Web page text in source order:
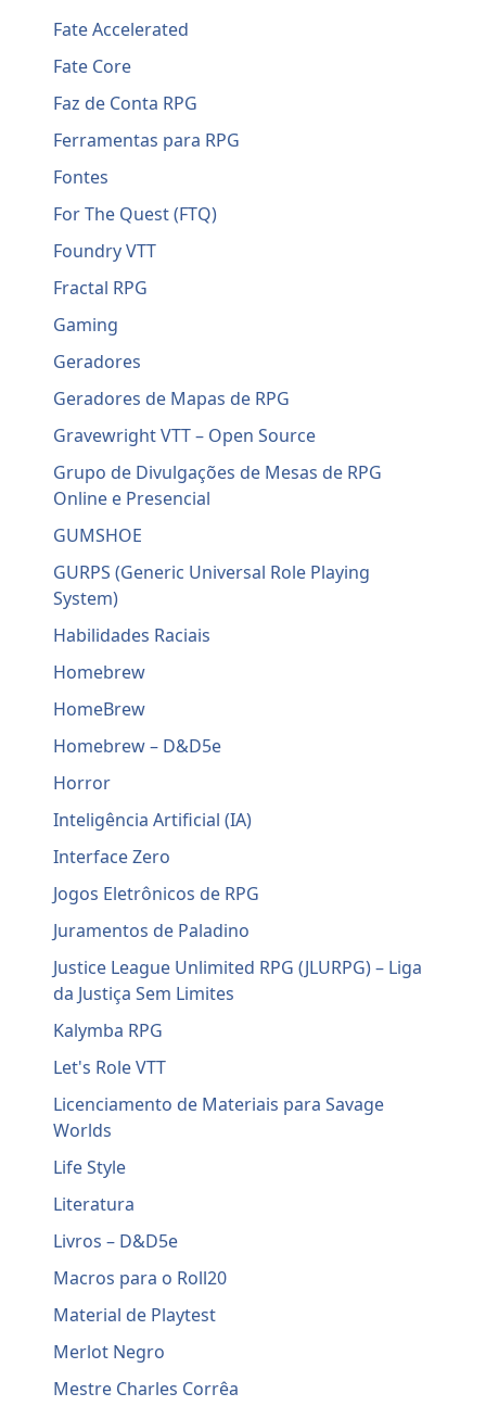
Fate Accelerated
Fate Core
Faz de Conta RPG
Ferramentas para RPG
Fontes
For The Quest (FTQ)
Foundry VTT
Fractal RPG
Gaming
Geradores
Geradores de Mapas de RPG
Gravewright VTT – Open Source
Grupo de Divulgações de Mesas de RPG
Online e Presencial
GUMSHOE
GURPS (Generic Universal Role Playing
System)
Habilidades Raciais
Homebrew
HomeBrew
Homebrew – D&D5e
Horror
Inteligência Artificial (IA)
Interface Zero
Jogos Eletrônicos de RPG
Juramentos de Paladino
Justice League Unlimited RPG (JLURPG) – Liga
da Justiça Sem Limites
Kalymba RPG
Let's Role VTT
Licenciamento de Materiais para Savage
Worlds
Life Style
Literatura
Livros – D&D5e
Macros para o Roll20
Material de Playtest
Merlot Negro
Mestre Charles Corrêa